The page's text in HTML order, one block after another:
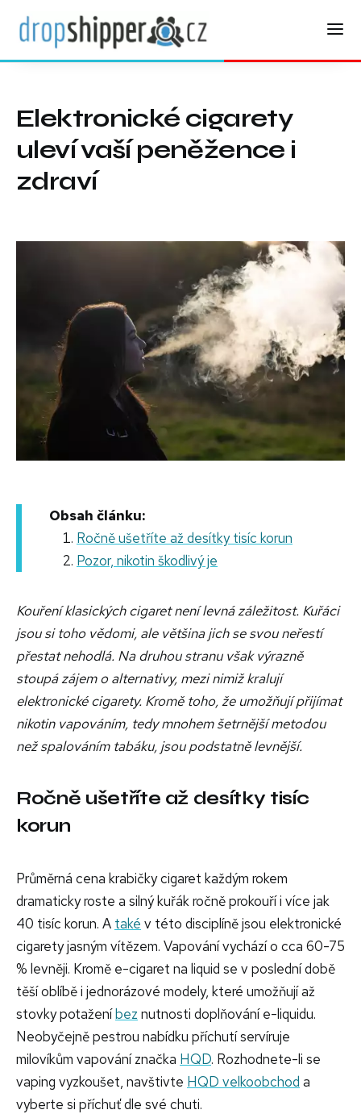
Elektronické cigarety
uleví vaší peněžence i
zdraví
Obsah článku:
Ročně ušetříte až desítky tisíc korun
Pozor, nikotin škodlivý je
Kouření klasických cigaret není levná záležitost. Kuřáci
jsou si toho vědomi, ale většina jich se svou neřestí
přestat nehodlá. Na druhou stranu však výrazně
stoupá zájem o alternativy, mezi nimiž kralují
elektronické cigarety. Kromě toho, že umožňují přijímat
nikotin vapováním, tedy mnohem šetrnější metodou
než spalováním tabáku, jsou podstatně levnější.
Ročně ušetříte až desítky tisíc
korun
Průměrná cena krabičky cigaret každým rokem
dramaticky roste a silný kuřák ročně prokouří i více jak
40 tisíc korun. A také v této disciplíně jsou elektronické
cigarety jasným vítězem. Vapování vychází o cca 60-75
% levněji. Kromě e-cigaret na liquid se v poslední době
těší oblíbě i jednorázové modely, které umožňují až
stovky potaženíbez nutnosti doplňování e-liquidu.
Neobyčejně pestrou nabídku příchutí servíruje
milovíkům vapování značka HQD. Rozhodnete-li se
vaping vyzkoušet, navštivte HQD velkoobchod a
vyberte si příchuť dle své chuti.